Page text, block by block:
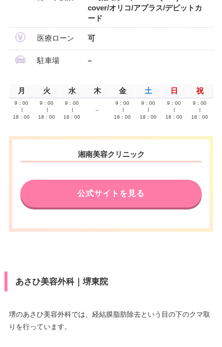
cover/オリコ/アプラス/デビットカ
ード
医療ローン 可
駐車場 –
月 火 水 木 金 土 日 祝
9：00
18：00
9：00
18：00
9：00
18：00
–
9：00
18：00
9：00
18：00
9：00
18：00
9：00
18：00
湘南美容クリニック
公式サイトを見る
あさひ美容外科｜堺東院
堺のあさひ美容外科では、経結膜脂肪除去という目の下のクマ取
りを行っています。